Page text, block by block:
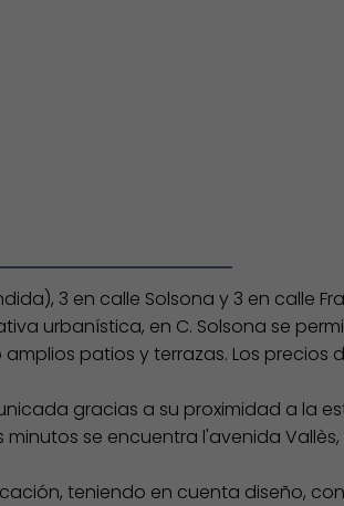
3 en calle Solsona y 3 en calle
urbanística, en C. Solsona se
patios y terrazas. Los precios
gracias a su proximidad a la
se encuentra l'avenida
teniendo en cuenta diseño,